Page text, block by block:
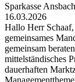
Sparkasse
16.03.2026
Hallo Herr
gemeinsames
gemeinsam
mittelständisches
dauerhaften